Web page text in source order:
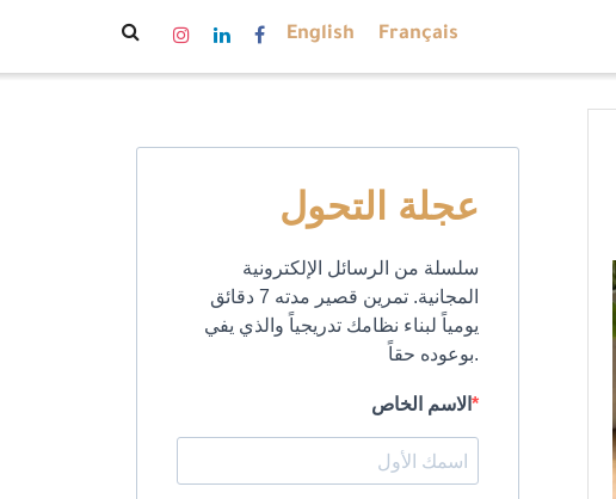
Français
English
عجلة التحول
سلسلة من الرسائل الإلكترونية
المجانية. تمرين قصير مدته 7 دقائق
يومياً لبناء نظامك تدريجياً والذي يفي
بوعوده حقاً.
الاسم الخاص